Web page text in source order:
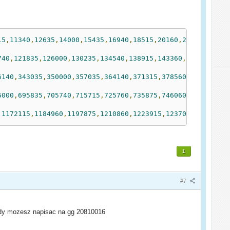
, 11340 , 12635 , 14000 , 15435 , 16940 , 18515 , 20160 , 21875
, 121835 , 126000 , 130235 , 134540 , 138915 , 143360 ,
,343035 ,350000 ,357035 ,364140 ,371315 ,378560
,695835 ,705740 ,715715 ,725760 ,735875 ,746060
1172115 , 1184960 , 1197875 , 1210860 , 1223915 , 1237040
1
#7
mozesz napisac na gg 20810016